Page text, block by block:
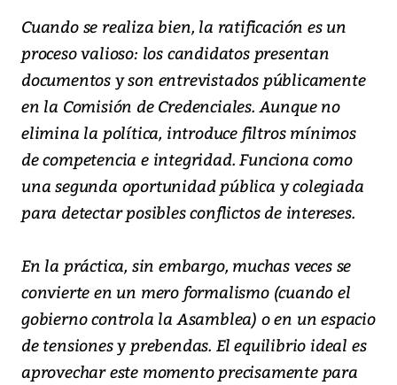
Cuando se realiza bien, la ratificación es un
proceso valioso: los candidatos presentan
documentos y son entrevistados públicamente
en la Comisión de Credenciales. Aunque no
elimina la política, introduce filtros mínimos
de competencia e integridad. Funciona como
una segunda oportunidad pública y colegiada
para detectar posibles conflictos de intereses.
En la práctica, sin embargo, muchas veces se
convierte en un mero formalismo (cuando el
gobierno controla la Asamblea) o en un espacio
de tensiones y prebendas. El equilibrio ideal es
aprovechar este momento precisamente para